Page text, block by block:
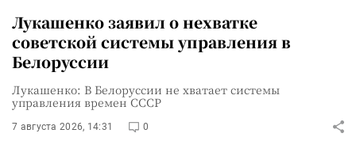
Лукашенко заявил о нехватке
советской системы управления в
Белоруссии
Лукашенко: В Белоруссии не хватает системы
управления времен СССР
7 августа 2026, 14:31 0